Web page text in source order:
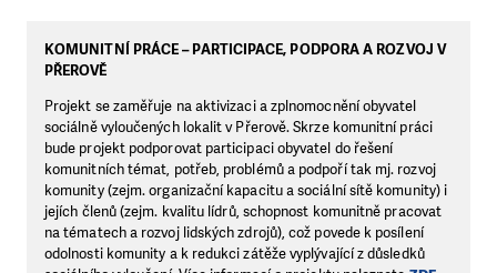
KOMUNITNÍ PRÁCE – PARTICIPACE, PODPORA A ROZVOJ V
PŘEROVĚ
Projekt se zaměřuje na aktivizaci a zplnomocnění obyvatel
sociálně vyloučených lokalit v Přerově. Skrze komunitní práci
bude projekt podporovat participaci obyvatel do řešení
komunitních témat, potřeb, problémů a podpoří tak mj. rozvoj
komunity (zejm. organizační kapacitu a sociální sítě komunity) i
jejích členů (zejm. kvalitu lídrů, schopnost komunitně pracovat
na tématech a rozvoj lidských zdrojů), což povede k posílení
odolnosti komunity a k redukci zátěže vyplývající z důsledků